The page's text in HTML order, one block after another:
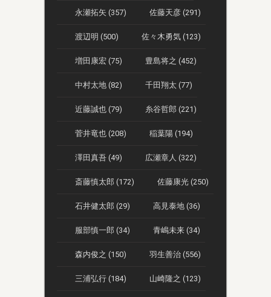
永瀬拓矢 (357) 佐藤天彦 (291)
渡辺明 (500) 佐々木勇気 (123)
増田康宏 (75) 豊島将之 (452)
中村太地 (82) 千田翔太 (77)
近藤誠也 (79) 糸谷哲郎 (221)
菅井竜也 (208) 稲葉陽 (194)
澤田真吾 (49) 広瀬章人 (322)
斎藤慎太郎 (172) 佐藤康光 (250)
石井健太郎 (29) 高見泰地 (36)
服部慎一郎 (34) 青嶋未来 (34)
森内俊之 (150) 羽生善治 (556)
三浦弘行 (184) 山崎隆之 (123)